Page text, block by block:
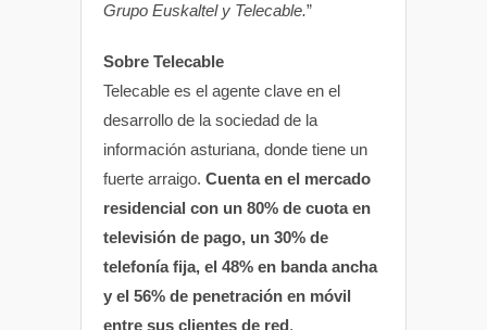
Grupo Euskaltel y Telecable.”
Sobre Telecable
Telecable es el agente clave en el
desarrollo de la sociedad de la
información asturiana, donde tiene un
fuerte arraigo. Cuenta en el mercado
residencial con un 80% de cuota en
televisión de pago, un 30% de
telefonía fija, el 48% en banda ancha
y el 56% de penetración en móvil
entre sus clientes de red.